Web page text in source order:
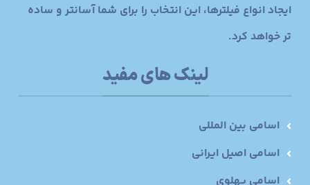
ایجاد انواع فیلترها، این انتخاب را برای شما آسانتر و ساده
تر خواهد کرد.
لینک های مفید
اسامی بین المللی
اسامی اصیل ایرانی
اسامی پهلوی